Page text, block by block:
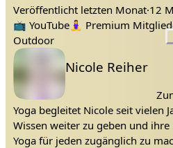
Veröffentlicht letzten Monat·12
Tags:
📺 YouTube 🧘‍♀️ Premium
Outdoor
ganzer körper
garten
kurz
kurze einheit
plame
yoga routine
Nicole Reiher
Yoga begleitet Nicole seit vielen
Wissen weiter zu geben und
Yoga für jeden zugänglich zu